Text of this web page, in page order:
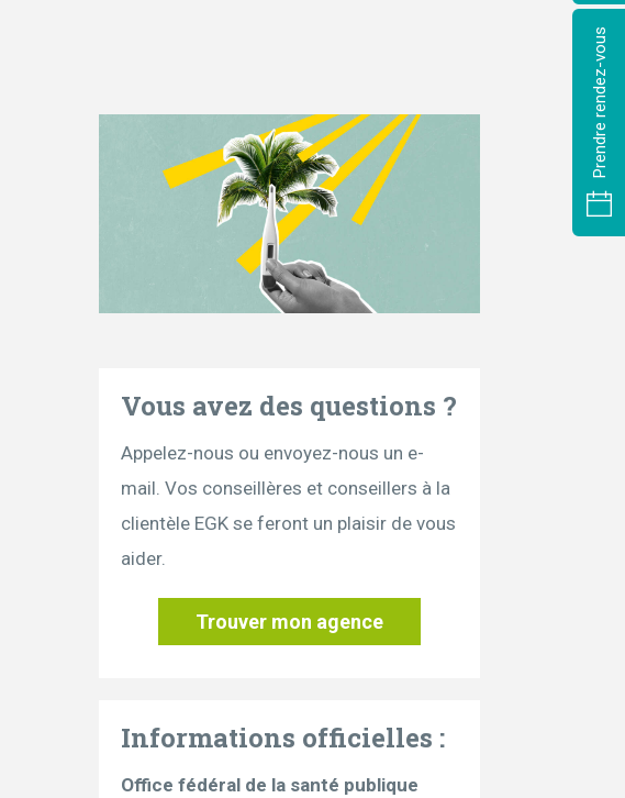
Prendre rendez-vous
Vous avez des questions ?
Appelez-nous ou envoyez-nous un e-
mail. Vos conseillères et conseillers à la
clientèle EGK se feront un plaisir de vous
aider.
Trouver mon agence
Informations officielles :
Office fédéral de la santé publique